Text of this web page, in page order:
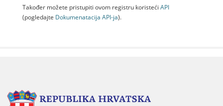
Također možete pristupiti ovom registru koristeći API
(pogledajte Dokumenаtаcijа API-jа).